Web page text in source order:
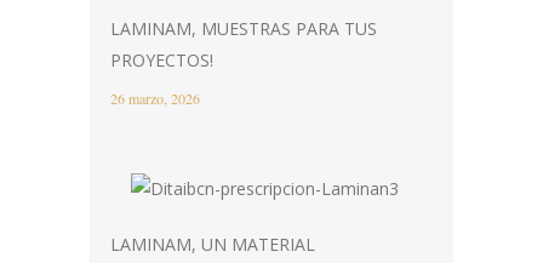
LAMINAM, MUESTRAS PARA TUS
PROYECTOS!
26 marzo, 2026
LAMINAM, UN MATERIAL